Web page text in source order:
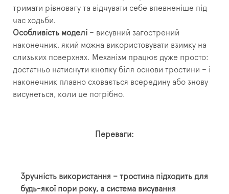
тримати рівновагу та відчувати себе впевненіше під
час ходьби.
Особливість моделі – висувний загострений
наконечник, який можна використовувати взимку на
слизьких поверхнях. Механізм працює дуже просто:
достатньо натиснути кнопку біля основи тростини – і
наконечник плавно сховається всередину або знову
висунеться, коли це потрібно.
Переваги:
Зручність використання – тростина підходить для
будь-якої пори року, а система висування